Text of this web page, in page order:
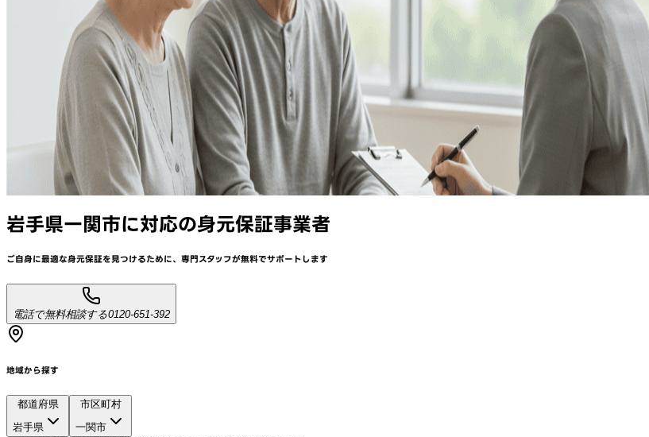
岩手県一関市に対応の身元保証事業者
ご自身に最適な身元保証を見つけるために、 専門スタッフが無料でサポートします
電話で無料相談する0120-651-392
地域から探す
都道府県
岩手県
市区町村
一関市